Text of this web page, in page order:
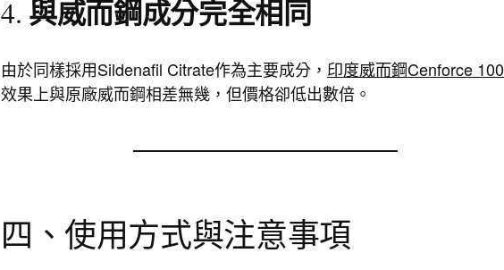
4. 與威而鋼成分完全相同
由於同樣採用Sildenafil Citrate作為主要成分， 印度威而鋼Cenforce 100
效果上與原廠威而鋼相差無幾，但價格卻低出數倍。
四、使用方式與注意事項